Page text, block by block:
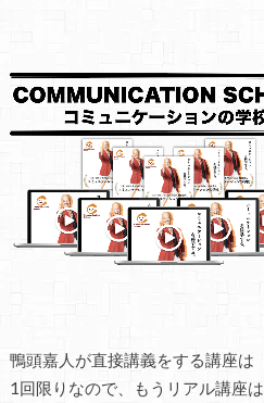
鴨頭嘉人が直接講義をする講座は
1回限りなので、もうリアル講座は